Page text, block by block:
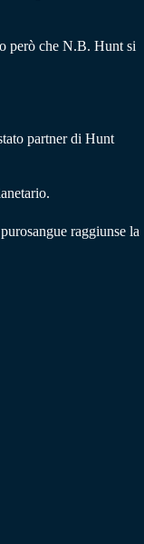
però che N.B. Hunt si
partner di Hunt
raggiunse la